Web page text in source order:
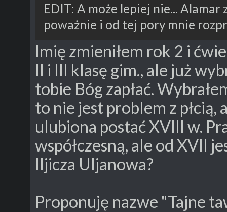
EDIT: A może lepiej nie... Alamar
poważnie i od tej pory mnie
Imię zmieniłem rok 2 i
II i III klasę gim., ale już
tobie Bóg zapłać.
to nie jest problem z
ulubiona postać XVIII w.
współczesną, ale od XVII
Iljicza Uljanowa?
Proponuję nazwe "Tajne